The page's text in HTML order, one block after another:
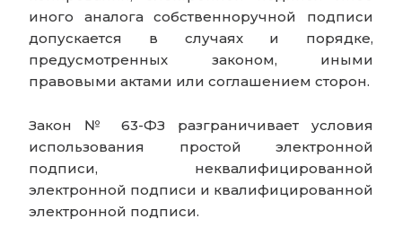
иного аналога собственноручной подписи
допускается в случаях и порядке,
предусмотренных законом, иными
правовыми актами или соглашением сторон.
Закон № 63-ФЗ разграничивает условия
использования простой электронной
подписи, неквалифицированной
электронной подписи и квалифицированной
электронной подписи.